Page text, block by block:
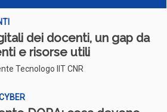
dei docenti, un gap da
e risorse utili
Tecnologo IIT CNR